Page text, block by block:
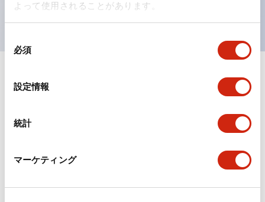
よって使用されることがあります。
必須
設定情報
統計
マーケティング
UL、CSA、TÜV、CCC認証品。
仕様 すべて展開+